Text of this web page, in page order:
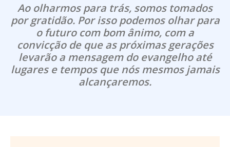
Ao olharmos para trás, somos tomados
por gratidão. Por isso podemos olhar para
o futuro com bom ânimo, com a
convicção de que as próximas gerações
levarão a mensagem do evangelho até
lugares e tempos que nós mesmos jamais
alcançaremos.